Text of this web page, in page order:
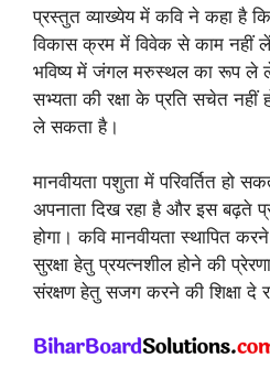
प्रस्तुत व्याख्येय में कवि ने कहा है
विकास क्रम में विवेक से काम नहीं
भविष्य में जंगल मरुस्थल का रूप ले
सभ्यता की रक्षा के प्रति सचेत
ले सकता है।
मानवीयता पशुता में परिवर्तित हो
अपनाता दिख रहा है और इस बढ़ते
होगा। कवि मानवीयता स्थापित
सुरक्षा हेतु प्रयत्नशील होने की
संरक्षण हेतु सजग करने की शिक्षा दे